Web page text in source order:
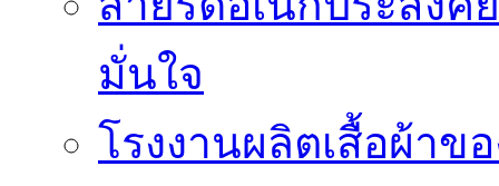
มั่นใจ
โรงงานผลิตเสื้อผ้าข